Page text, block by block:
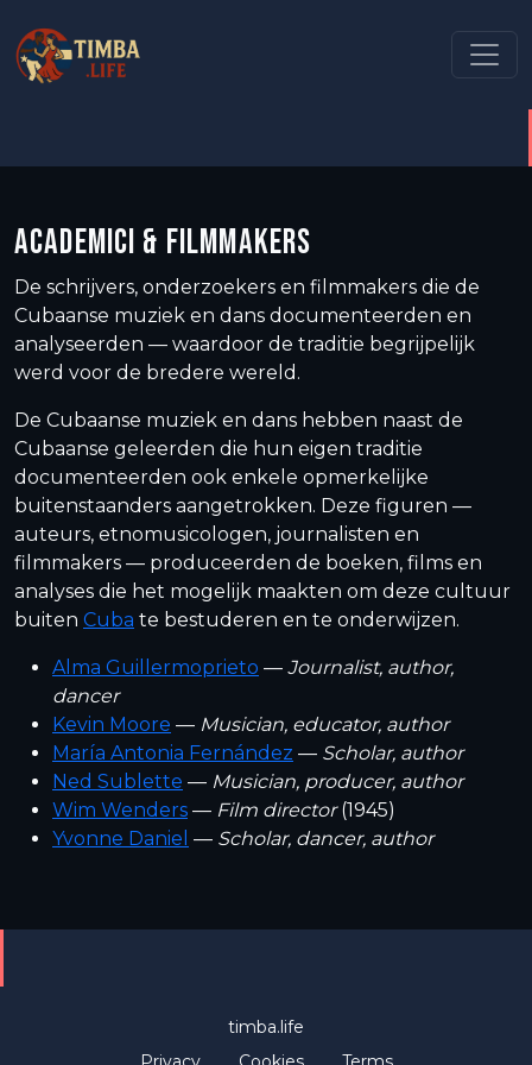
ACADEMICI & FILMMAKERS
De schrijvers, onderzoekers en filmmakers die de
Cubaanse muziek en dans documenteerden en
analyseerden — waardoor de traditie begrijpelijk
werd voor de bredere wereld.
De Cubaanse muziek en dans hebben naast de
Cubaanse geleerden die hun eigen traditie
documenteerden ook enkele opmerkelijke
buitenstaanders aangetrokken. Deze figuren —
auteurs, etnomusicologen, journalisten en
filmmakers — produceerden de boeken, films en
analyses die het mogelijk maakten om deze cultuur
buiten Cuba te bestuderen en te onderwijzen.
Alma Guillermoprieto — Journalist, author,
dancer
Kevin Moore — Musician, educator, author
María Antonia Fernández — Scholar, author
Ned Sublette — Musician, producer, author
Wim Wenders — Film director(1945)
Yvonne Daniel — Scholar, dancer, author
timba.life